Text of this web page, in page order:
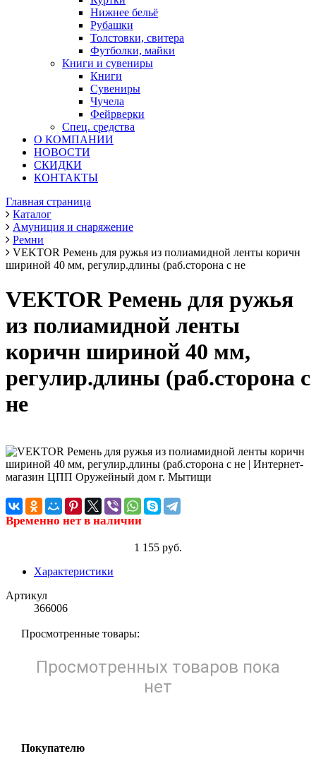
Нижнее бельё
Рубашки
Толстовки, свитера
Футболки, майки
Книги и сувениры
Книги
Сувениры
Чучела
Фейрверки
Спец. средства
О КОМПАНИИ
НОВОСТИ
СКИДКИ
КОНТАКТЫ
Главная страница
Каталог
Амуниция и снаряжение
Ремни
VEKTOR Ремень для ружья из полиамидной ленты коричн
шириной 40 мм, регулир.длины (раб.сторона с не
VEKTOR Ремень для ружья
из полиамидной ленты
коричн шириной 40 мм,
регулир.длины (раб.сторона с
не
Временно нет в наличии
1 155 руб.
Характеристики
Артикул
366006
Просмотренные товары:
Просмотренных товаров пока
нет
Покупателю